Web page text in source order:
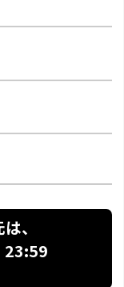
、
23:59